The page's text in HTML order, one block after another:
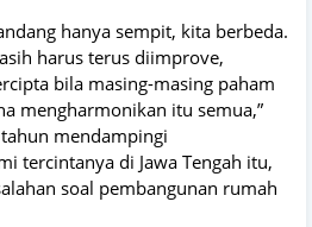
hanya sempit, kita berbeda.
harus terus diimprove,
bila masing-masing paham
mengharmonikan itu semua,”
mendampingi
tercintanya di Jawa Tengah itu,
soal pembangunan rumah